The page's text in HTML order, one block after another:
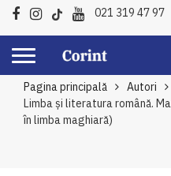
021 319 47 97
Pagina principală Autori
Limba și literatura română.
în limba maghiară)